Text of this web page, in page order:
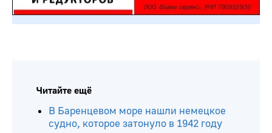
Читайте ещё
В Баренцевом море нашли немецкое
судно, которое затонуло в 1942 году